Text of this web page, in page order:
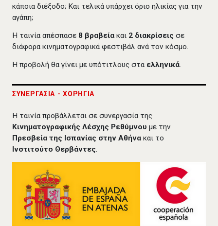
κάποια διέξοδο; Και τελικά υπάρχει όριο ηλικίας για την
αγάπη;
Η ταινία απέσπασε 8 βραβεία και 2 διακρίσεις σε
διάφορα κινηματογραφικά φεστιβάλ ανά τον κόσμο.
Η προβολή θα γίνει με υπότιτλους στα ελληνικά.
ΣΥΝΕΡΓΑΣΙΑ - ΧΟΡΗΓΙΑ
Η ταινία προβάλλεται σε συνεργασία της
Κινηματογραφικής Λέσχης Ρεθύμνου με την
Πρεσβεία της Ισπανίας στην Αθήνα και το
Ινστιτούτο Θερβάντες.